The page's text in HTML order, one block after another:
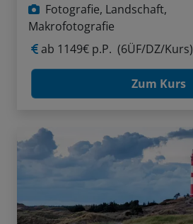
Fotografie, Landschaft,
Makrofotografie
ab 1149€ p.P. (6ÜF/DZ/Kurs)
Zum Kurs